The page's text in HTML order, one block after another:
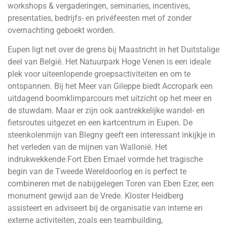
workshops & vergaderingen, seminaries, incentives,
presentaties, bedrijfs- en privéfeesten met of zonder
overnachting geboekt worden.
Eupen ligt net over de grens bij Maastricht in het Duitstalige
deel van België. Het Natuurpark Hoge Venen is een ideale
plek voor uiteenlopende groepsactiviteiten en om te
ontspannen. Bij het Meer van Gileppe biedt Accropark een
uitdagend boomklimparcours met uitzicht op het meer en
de stuwdam. Maar er zijn ook aantrekkelijke wandel- en
fietsroutes uitgezet en een kartcentrum in Eupen. De
steenkolenmijn van Blegny geeft een interessant inkijkje in
het verleden van de mijnen van Wallonië. Het
indrukwekkende Fort Eben Emael vormde het tragische
begin van de Tweede Wereldoorlog en is perfect te
combineren met de nabijgelegen Toren van Eben Ezer, een
monument gewijd aan de Vrede. Kloster Heidberg
assisteert en adviseert bij de organisatie van interne en
externe activiteiten, zoals een teambuilding,